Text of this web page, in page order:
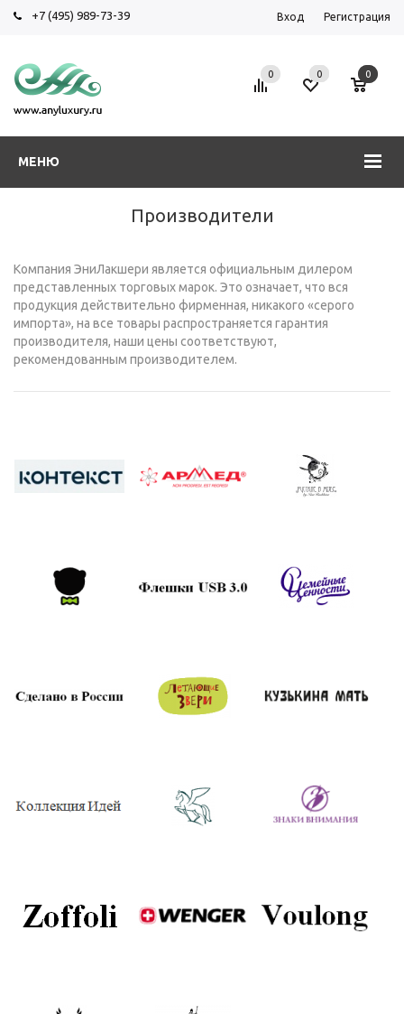
+7 (495) 989-73-39 Вход Регистрация
МЕНЮ
0 0 0
Производители
Компания ЭниЛакшери является официальным дилером
представленных торговых марок. Это означает, что вся
продукция действительно фирменная, никакого «серого
импорта», на все товары распространяется гарантия
производителя, наши цены соответствуют,
рекомендованным производителем.